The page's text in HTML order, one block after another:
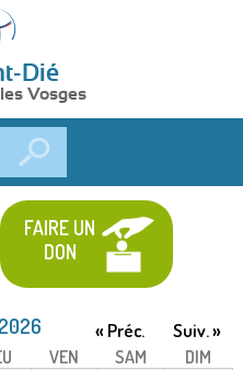
Dié
Vosges
FAIRE UN
DON
« Préc. Suiv. »
VEN SAM
DIM